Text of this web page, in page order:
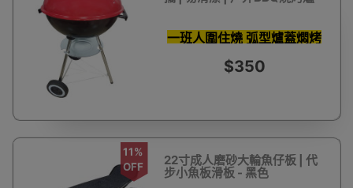
一班人圍住燒 弧型爐蓋燜烤
鎖住肉汁
$350
11%
OFF
22寸成人磨砂大輪魚仔板 | 代
步小魚板滑板 - 黑色